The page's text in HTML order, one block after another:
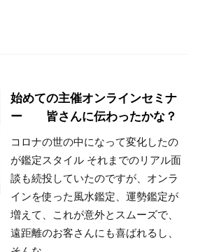
始めての主催オンラインセミナ
ー 皆さんに伝わったかな？
コロナの世の中になって変化したの
が鑑定スタイル それまでのリアル面
談も続投していたのですが、オンラ
インを使った風水鑑定、運勢鑑定が
増えて、これが意外とスムーズで、
遠距離のお客さんにも喜ばれるし、